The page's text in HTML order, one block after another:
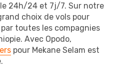
24h/24 et 7j/7. Sur notre
choix de vols pour
par toutes les compagnies
Avec Opodo,
pour Mekane Selam est